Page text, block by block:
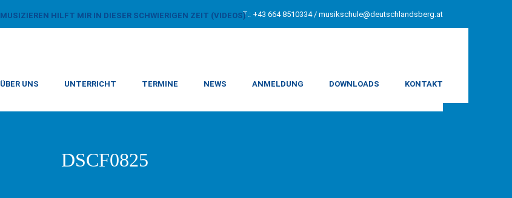
T.: +43 664 8510334 / musikschule@deutschlandsberg.at
MUSIZIEREN HILFT MIR IN DIESER SCHWIERIGEN ZEIT (VIDEOS)
ÜBER UNS UNTERRICHT TERMINE NEWS ANMELDUNG DOWNLOADS KONTAKT
DSCF0825